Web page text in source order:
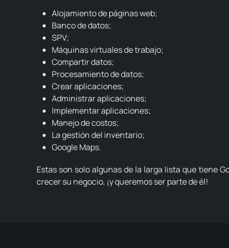
Alojamiento de páginas web;
Banco de datos;
SPV;
Máquinas virtuales de trabajo;
Compartir datos;
Procesamiento de datos;
Crear aplicaciones;
Administrar aplicaciones;
Implementar aplicaciones;
Manejo de costos;
La gestión del inventario;
Google Maps.
Estas son solo algunas de la larga lista que tiene
crecer su negocio, ¡y queremos ser parte de él!